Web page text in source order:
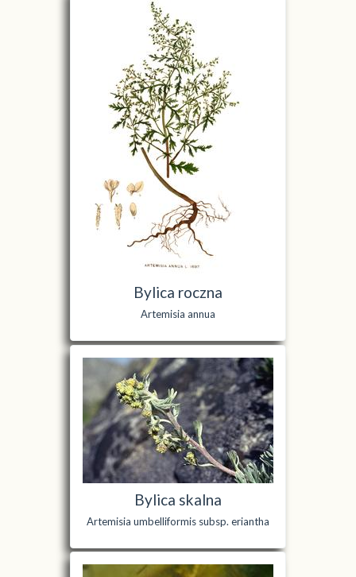
Bylica roczna
Artemisia annua
Bylica skalna
Artemisia umbelliformis subsp. eriantha